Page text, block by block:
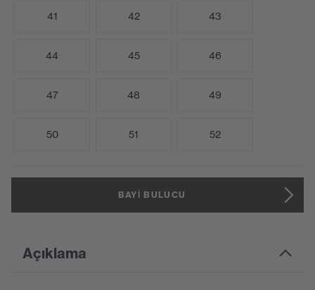
41 42 43
44 45 46
47 48 49
50 51 52
BAYI BULUCU
Açıklama